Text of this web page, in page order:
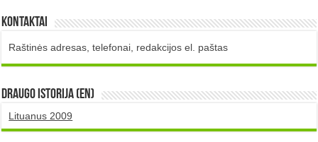
Kontaktai
Raštinės adresas, telefonai, redakcijos el. paštas
DRAUGO istorija (EN)
Lituanus 2009